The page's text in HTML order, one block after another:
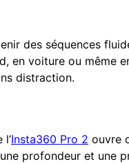
des séquences
en voiture ou même
distraction.
Insta360 Pro 2 ouvre
profondeur et une